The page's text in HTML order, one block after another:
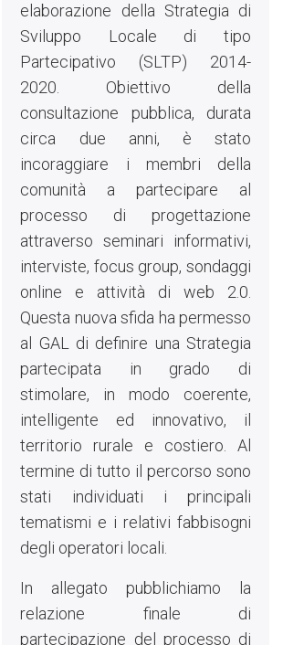
elaborazione della Strategia di
Sviluppo Locale di tipo
Partecipativo (SLTP) 2014-
2020. Obiettivo della
consultazione pubblica, durata
circa due anni, è stato
incoraggiare i membri della
comunità a partecipare al
processo di progettazione
attraverso seminari informativi,
interviste, focus group, sondaggi
online e attività di web 2.0.
Questa nuova sfida ha permesso
al GAL di definire una Strategia
partecipata in grado di
stimolare, in modo coerente,
intelligente ed innovativo, il
territorio rurale e costiero. Al
termine di tutto il percorso sono
stati individuati i principali
tematismi e i relativi fabbisogni
degli operatori locali.
In allegato pubblichiamo la
relazione finale di
partecipazione del processo di